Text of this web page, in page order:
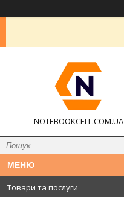
NOTEBOOKCELL.COM.UA
Товари та послуги